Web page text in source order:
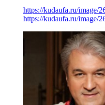
https://kudaufa.ru/image/
https://kudaufa.ru/image/